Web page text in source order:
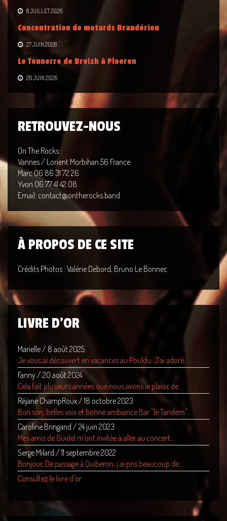
8 JUILLET 2026
Concentration de motards Brandérion
27 JUIN 2026
Le Tonnerre de Breizh à Ploeren
26 JUIN 2026
RETROUVEZ-NOUS
On The Rocks :
Vannes / Lorient Morbihan 56 France
Marc 06 86 31 72 26
Yvon 06 77 41 42 08
Email: contact@ontherocks.band
À PROPOS DE CE SITE
Crédits Photos : Valérie Debord, Bruno Le Bonnec
LIVRE D'OR
Marielle/ 8 août 2025
Je vous ai découvert en vacances au Pouldu. J'ai adoré...
Fanny/ 20 août 2024
Cela fait plusieurs années que nous avons le plaisir de...
Réjane ChampRoux/ 18 octobre 2023
Bon son, belles voix et bonne ambiance Bar "le Tandem"...
Caroline Bringand / 24 juin 2023
Mes amis de Guidel m’ont invitée à aller au concert...
Serge Milard / 11 septembre 2022
Bonjour, De passage à Quiberon, j ai pris beaucoup de...
Consultez le livre d'or